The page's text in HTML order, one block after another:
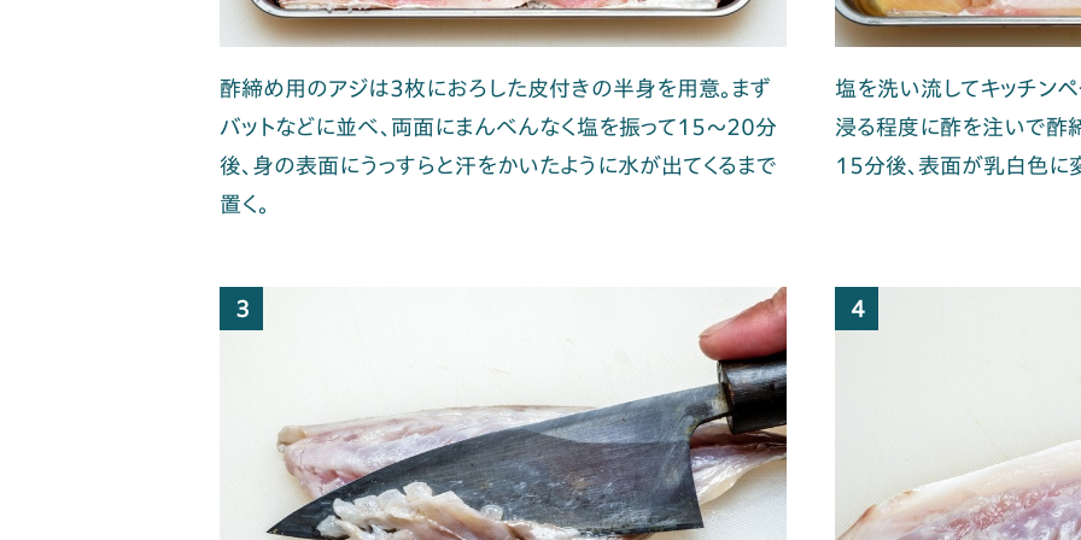
酢締め用のアジは3枚におろした皮付きの半身を用意。まず
バットなどに並べ、両面にまんべんなく塩を振って15〜20分
後、身の表面にうっすらと汗をかいたように水が出てくるまで
置く。
塩を洗い流してキッチン
浸る程度に酢を注いで酢
15分後、表面が乳白色に
3 4